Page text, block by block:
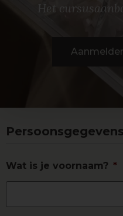
Het
Persoonsgegevens
Wat is je voornaam? *